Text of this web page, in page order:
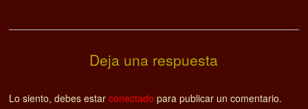
Deja una respuesta
Lo siento, debes estarconectado para publicar un comentario.